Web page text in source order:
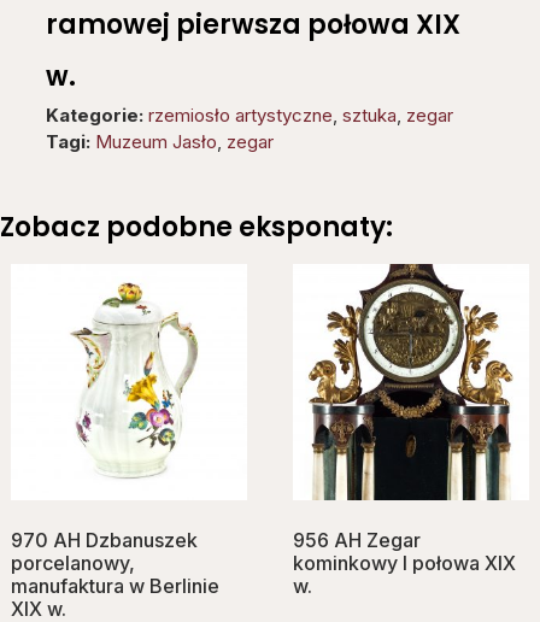
ramowej pierwsza połowa XIX
w.
Kategorie: rzemiosło artystyczne sztuka zegar
Tagi: Muzeum Jasło zegar
Zobacz podobne eksponaty:
970 AH Dzbanuszek
porcelanowy,
manufaktura w Berlinie
XIX w.
956 AH Zegar
kominkowy I połowa XIX
w.